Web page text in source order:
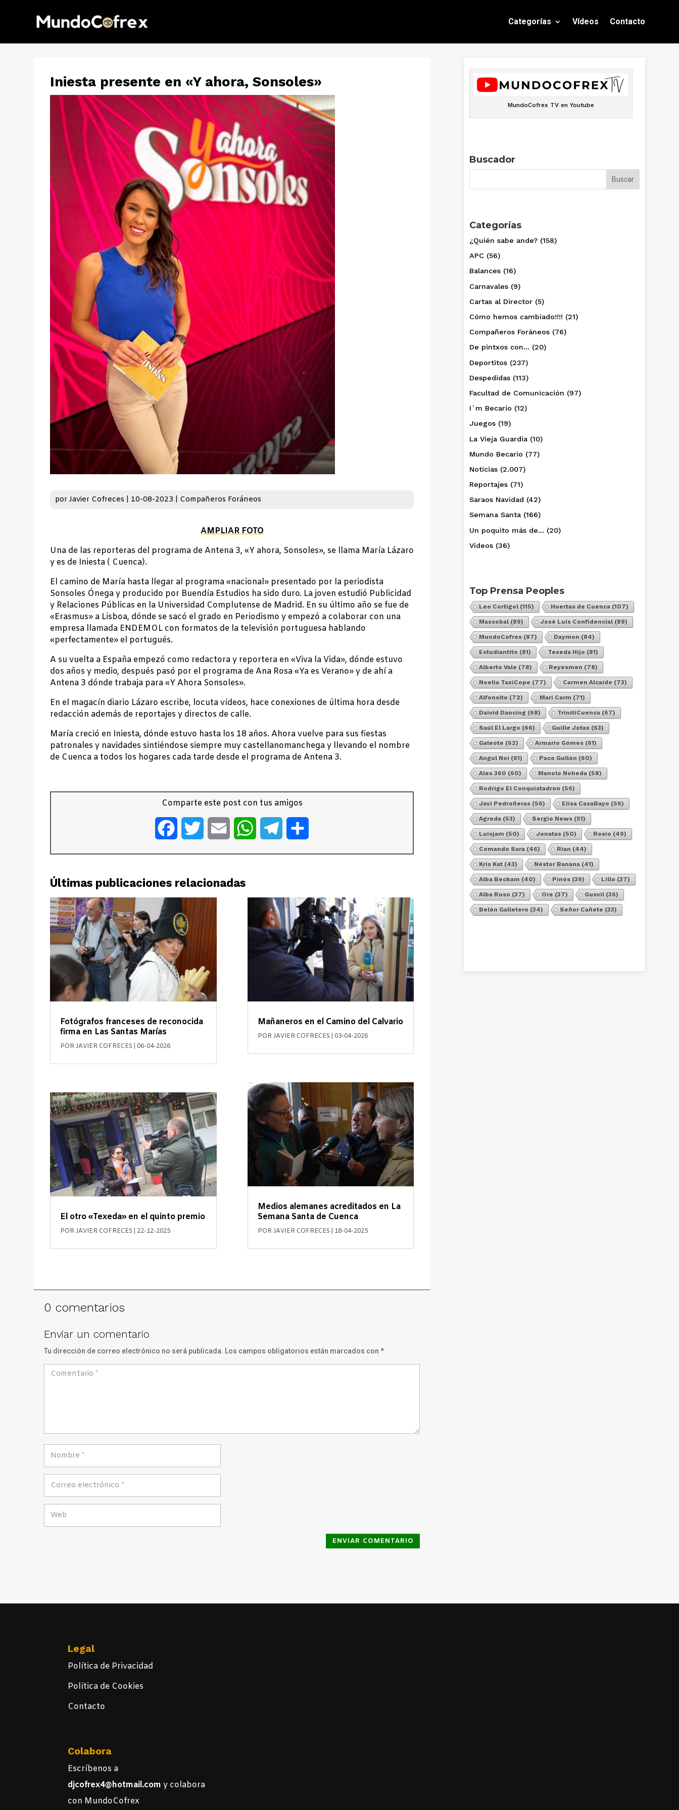
Categorías Vídeos Contacto
Iniesta presente en «Y ahora, Sonsoles»
porJavier Cofreces 10-08-2023 Compañeros Foráneos
AMPLIAR FOTO
Una de las reporteras del programa de Antena 3, «Y ahora, Sonsoles», se llama María Lázaro
y es de Iniesta ( Cuenca).
El camino de María hasta llegar al programa «nacional» presentado por la periodista
Sonsoles Ónega y producido por Buendía Estudios ha sido duro. La joven estudió Publicidad
y Relaciones Públicas en la Universidad Complutense de Madrid. En su último año se fue de
«Erasmus» a Lisboa, dónde se sacó el grado en Periodismo y empezó a colaborar con una
empresa llamada ENDEMOL con formatos de la televisión portuguesa hablando
«perfectamente» el portugués.
A su vuelta a España empezó como redactora y reportera en «Viva la Vida», dónde estuvo
dos años y medio, después pasó por el programa de Ana Rosa «Ya es Verano» y de ahí a
Antena 3 dónde trabaja para «Y Ahora Sonsoles».
En el magacín diario Lázaro escribe, locuta vídeos, hace conexiones de última hora desde
redacción además de reportajes y directos de calle.
María creció en Iniesta, dónde estuvo hasta los 18 años. Ahora vuelve para sus fiestas
patronales y navidades sintiéndose siempre muy castellanomanchega y llevando el nombre
de Cuenca a todos los hogares cada tarde desde el programa de Antena 3.
Comparte este post con tus amigos
FacebookTwitter Email WhatsAppTelegram
Últimas publicaciones relacionadas
Fotógrafos franceses de reconocida
firma en Las Santas Marías
PORJAVIER COFRECES 06-04-2026
El otro «Texeda» en el quinto premio
PORJAVIER COFRECES 22-12-2025
Mañaneros en el Camino del Calvario
POR JAVIER COFRECES 03-04-2026
Medios alemanes acreditados en La
Semana Santa de Cuenca
POR JAVIER COFRECES 18-04-2025
0 comentarios
Enviar un comentario
Tu dirección de correo electrónico no será publicada. Los campos obligatorios están marcados con*
ENVIAR COMENTARIO
MundoCofrex TV en Youtube
Buscador
Categorías
¿Quién sabe ande? (158)
APC (56)
Balances (16)
Carnavales (9)
Cartas al Director (5)
Cómo hemos cambiado!!!! (21)
Compañeros Foráneos (76)
De pintxos con… (20)
Deportitos (237)
Despedidas (113)
Facultad de Comunicación (97)
I´m Becario (12)
Juegos (19)
La Vieja Guardia (10)
Mundo Becario (77)
Noticias (2.007)
Reportajes (71)
Saraos Navidad (42)
Semana Santa (166)
Un poquito más de… (20)
Vídeos (36)
Top Prensa Peoples
Leo Cortigol (115) Huertas de Cuenca (107)
Massobal (89) José Luis Confidencial (89)
MundoCofrex (87) Daymon (84)
Estudiantito (81) Texeda Hijo (81)
Alberto Vale (78) Reyesmen (78)
Noelia TaxiCope (77) Carmen Alcaide (73)
Alfonsito (72) Mari Carm (71)
Daivid Dancing (68) TrinitiCuenca (67)
Saúl El Largo (66) Guille Jotas (63)
Galeote (62) Armario Gómes (61)
Angul Noi (61) Paco Gullón (60)
Alex 360 (60) Manolo Noheda (58)
Rodrigo El Conquistadron (56)
Javi Pedroñeras (56) Elisa CasaBayo (56)
Agreda (53) Sergio News (51)
Luisjam (50) Jonatas (50) Rosio (49)
Comando Sara (46) Rian (44)
Kris Kat (43) Néstor Banana (41)
Alba Beckam (40) Pinós (39) Lillo (37)
Alba Ruso (37) Ore (37) Gusvil (36)
Belén Galletero (34) Señor Cañete (33)
Legal
Política de Privacidad
Política de Cookies
Contacto
Colabora
Escríbenos a
djcofrex4@hotmail.comy colabora
con MundoCofrex